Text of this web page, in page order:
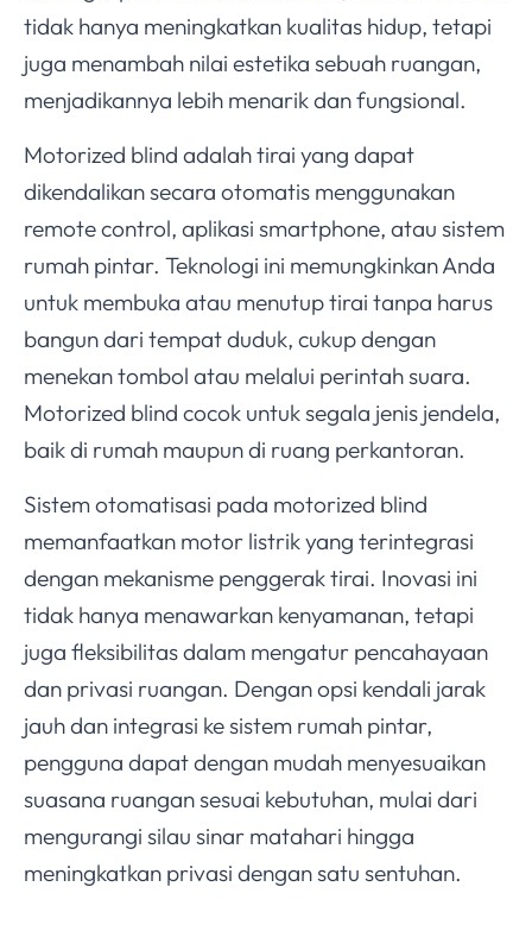
tidak hanya meningkatkan kualitas hidup, tetapi
juga menambah nilai estetika sebuah ruangan,
menjadikannya lebih menarik dan fungsional.
Motorized blind adalah tirai yang dapat
dikendalikan secara otomatis menggunakan
remote control, aplikasi smartphone, atau sistem
rumah pintar. Teknologi ini memungkinkan Anda
untuk membuka atau menutup tirai tanpa harus
bangun dari tempat duduk, cukup dengan
menekan tombol atau melalui perintah suara.
Motorized blind cocok untuk segala jenis jendela,
baik di rumah maupun di ruang perkantoran.
Sistem otomatisasi pada motorized blind
memanfaatkan motor listrik yang terintegrasi
dengan mekanisme penggerak tirai. Inovasi ini
tidak hanya menawarkan kenyamanan, tetapi
juga fleksibilitas dalam mengatur pencahayaan
dan privasi ruangan. Dengan opsi kendali jarak
jauh dan integrasi ke sistem rumah pintar,
pengguna dapat dengan mudah menyesuaikan
suasana ruangan sesuai kebutuhan, mulai dari
mengurangi silau sinar matahari hingga
meningkatkan privasi dengan satu sentuhan.